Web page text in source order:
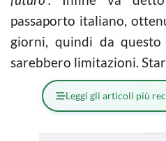
passaporto italiano,
giorni, quindi da
sarebbero limitazioni.
Leggi gli articoli più